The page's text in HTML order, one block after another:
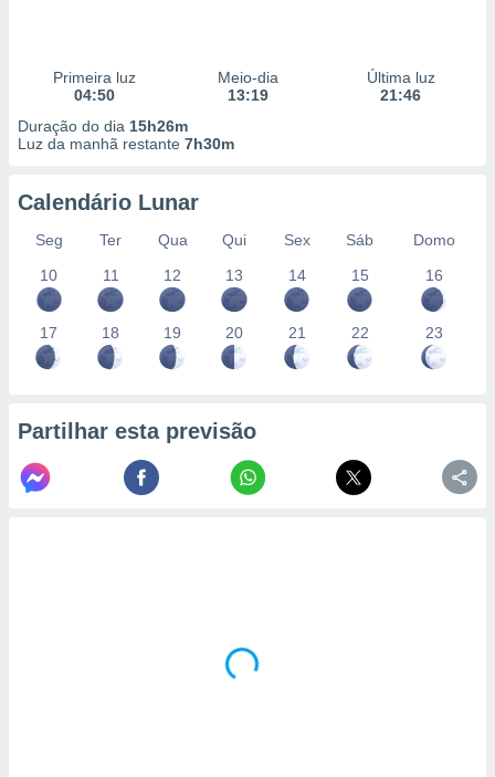
Primeira luz
04:50
Meio-dia
13:19
Última luz
21:46
Duração do dia 15h26m
Luz da manhã restante 7h30m
Calendário Lunar
Seg Ter Qua Qui Sex Sáb
Domo
10
11 12 13 14 15 16
17 18 19 20 21 22 23
Partilhar esta previsão